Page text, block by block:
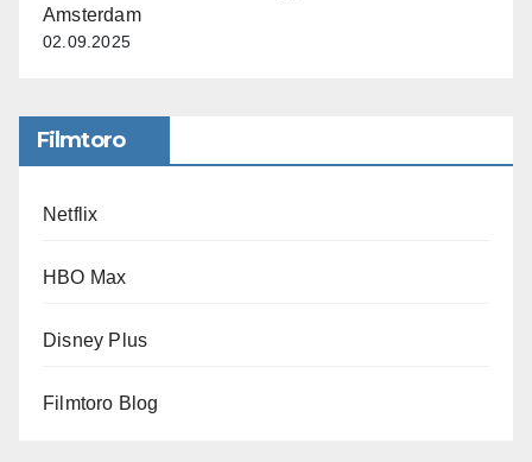
Amsterdam
02.09.2025
Filmtoro
Netflix
HBO Max
Disney Plus
Filmtoro Blog